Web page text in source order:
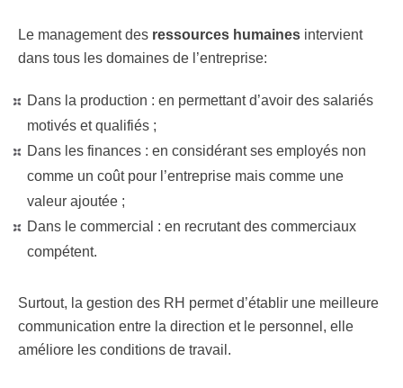
Le management des ressources humaines intervient
dans tous les domaines de l’entreprise:
Dans la production : en permettant d’avoir des salariés
motivés et qualifiés ;
Dans les finances : en considérant ses employés non
comme un coût pour l’entreprise mais comme une
valeur ajoutée ;
Dans le commercial : en recrutant des commerciaux
compétent.
Surtout, la gestion des RH permet d’établir une meilleure
communication entre la direction et le personnel, elle
améliore les conditions de travail.